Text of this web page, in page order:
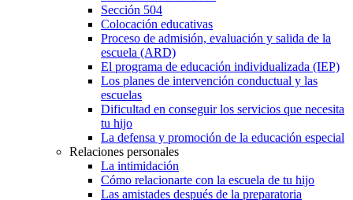
Sección 504
Colocación educativas
Proceso de admisión, evaluación y salida de la
escuela (ARD)
El programa de educación individualizada (IEP)
Los planes de intervención conductual y las
escuelas
Dificultad en conseguir los servicios que necesita
tu hijo
La defensa y promoción de la educación especial
Relaciones personales
La intimidación
Cómo relacionarte con la escuela de tu hijo
Las amistades después de la preparatoria